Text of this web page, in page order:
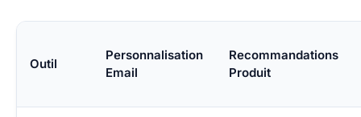
Outil
Personnalisation
Email
Recommandations
Produit